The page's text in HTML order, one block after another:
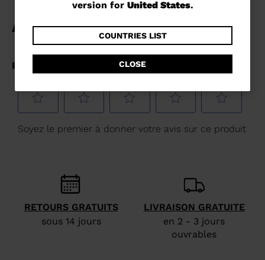
website
version
for
Luxembourg.
We
website
version
version for United States.
COUNTRIES LIST
CLOSE
RETOURS GRATUITS
sous 14 jours
LIVRAISON GRATUITE
en 2 - 3 jours
ouvrables